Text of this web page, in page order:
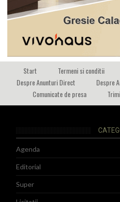
Start Termeni si conditii
Despre Anunturi Direct
Despre
Comunicate de presa
Agenda
Editorial
Super